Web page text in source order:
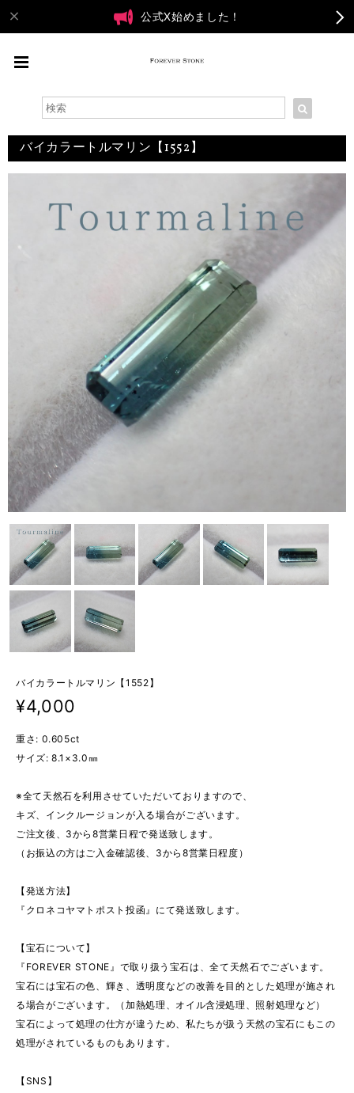
公式X始めました！
バイカラートルマリン【1552】
バイカラートルマリン【1552】
¥4,000
重さ: 0.605ct
サイズ: 8.1×3.0㎜
※全て天然石を利用させていただいておりますので、
キズ、インクルージョンが入る場合がございます。
ご注文後、3から8営業日程で発送致します。
（お振込の方はご入金確認後、3から8営業日程度）
【発送方法】
『クロネコヤマトポスト投函』にて発送致します。
【宝石について】
『FOREVER STONE』で取り扱う宝石は、全て天然石でございます。
宝石には宝石の色、輝き、透明度などの改善を目的とした処理が施され
る場合がございます。（加熱処理、オイル含浸処理、照射処理など）
宝石によって処理の仕方が違うため、私たちが扱う天然の宝石にもこの
処理がされているものもあります。
【SNS】